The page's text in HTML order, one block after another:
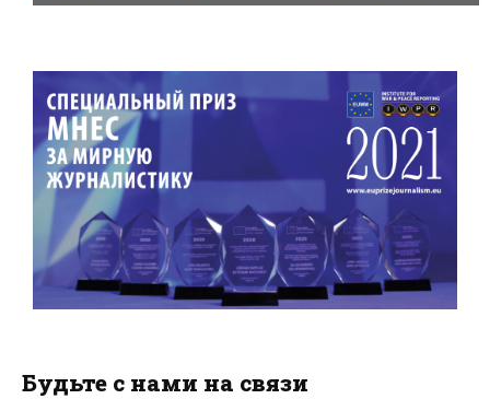
Будьте с нами на связи